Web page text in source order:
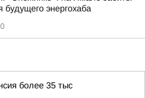
энергохаба
более 35 тыс